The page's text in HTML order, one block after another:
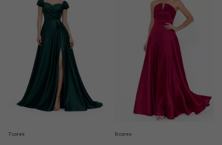
7 cores 8 cores